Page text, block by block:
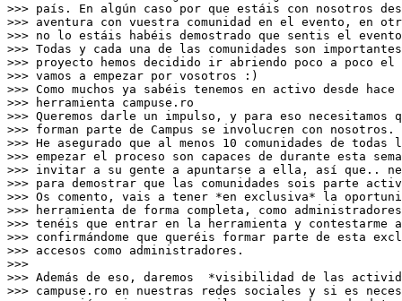
>>> país. En algún caso por que estáis con nosotros
>>> aventura con vuestra comunidad en el evento, en
>>> no lo estáis habéis demostrado que sentis el
>>> Todas y cada una de las comunidades son
>>> proyecto hemos decidido ir abriendo poco a poco el
>>> vamos a empezar por vosotros :)
>>> Como muchos ya sabéis tenemos en activo desde
>>> herramienta campuse.ro
>>> Queremos darle un impulso, y para eso necesitamos
>>> forman parte de Campus se involucren con nosotros.
>>> He asegurado que al menos 10 comunidades de
>>> empezar el proceso son capaces de durante esta
>>> invitar a su gente a apuntarse a ella, así que..
>>> para demostrar que las comunidades sois parte
>>> Os comento, vais a tener *en exclusiva* la
>>> herramienta de forma completa, como
>>> tenéis que entrar en la herramienta y contestarme
>>> confirmándome que queréis formar parte de esta
>>> accesos como administradores.
>>>
>>> Además de eso, daremos  *visibilidad de las
>>> campuse.ro en nuestras redes sociales y si es